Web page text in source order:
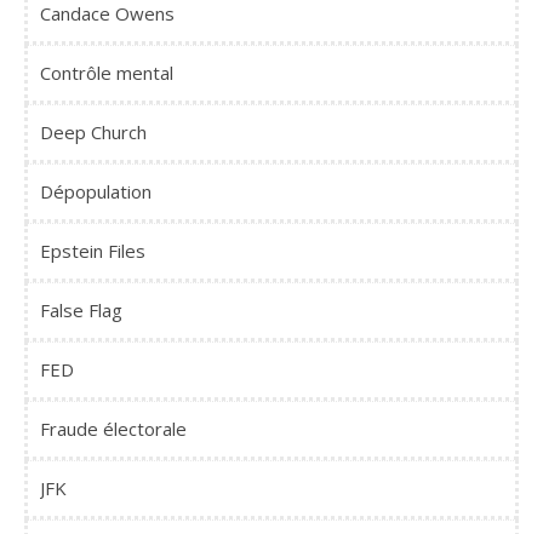
Candace Owens
Contrôle mental
Deep Church
Dépopulation
Epstein Files
False Flag
FED
Fraude électorale
JFK